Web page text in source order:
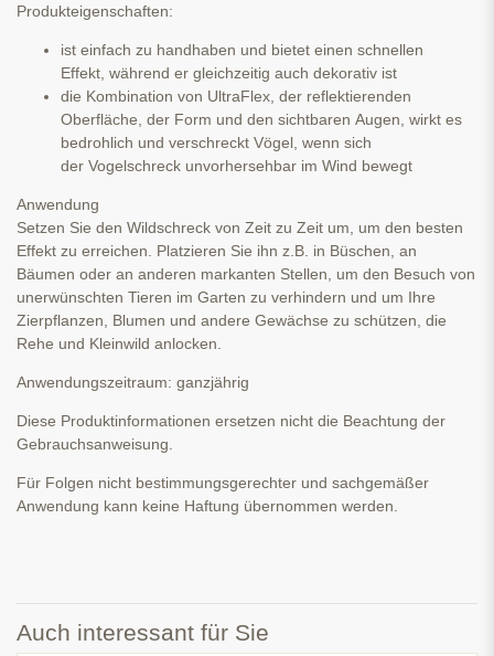
Produkteigenschaften:
ist einfach zu handhaben und bietet einen schnellen
Effekt, während er gleichzeitig auch dekorativ ist
die Kombination von UltraFlex, der reflektierenden
Oberfläche, der Form und den sichtbaren Augen, wirkt es
bedrohlich und verschreckt Vögel, wenn sich
der Vogelschreck unvorhersehbar im Wind bewegt
Anwendung
Setzen Sie den Wildschreck von Zeit zu Zeit um, um den besten
Effekt zu erreichen. Platzieren Sie ihn z.B. in Büschen, an
Bäumen oder an anderen markanten Stellen, um den Besuch von
unerwünschten Tieren im Garten zu verhindern und um Ihre
Zierpflanzen, Blumen und andere Gewächse zu schützen, die
Rehe und Kleinwild anlocken.
Anwendungszeitraum: ganzjährig
Diese Produktinformationen ersetzen nicht die Beachtung der
Gebrauchsanweisung.
Für Folgen nicht bestimmungsgerechter und sachgemäßer
Anwendung kann keine Haftung übernommen werden.
Auch interessant für Sie